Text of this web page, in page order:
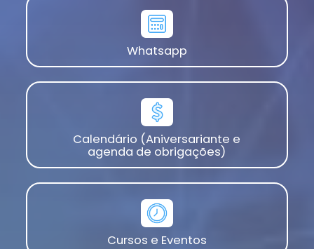
Whatsapp
Calendário (Aniversariante e
agenda de obrigações)
Cursos e Eventos